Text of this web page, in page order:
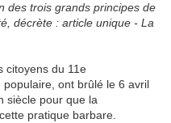
des trois grands principes de
décrète : article unique - La
citoyens du 11e
ont brûlé le 6 avril
siècle pour que la
pratique barbare.